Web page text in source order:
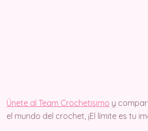
Únete al Team Crochetisimo y
el mundo del crochet, ¡El límite es tu